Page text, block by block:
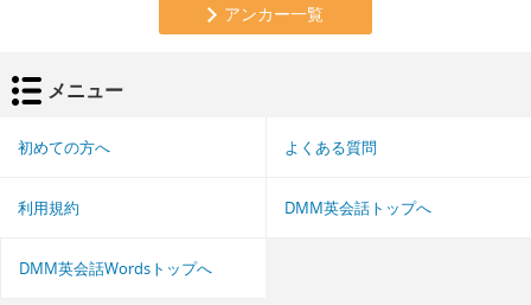
アンカー一覧
メニュー
初めての方へ よくある質問
利用規約 DMM英会話トップへ
DMM英会話Wordsトップへ